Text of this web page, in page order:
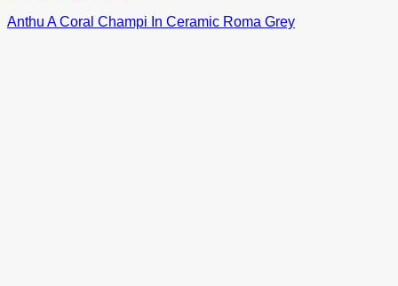
Anthu A Coral Champi In Ceramic Roma Grey